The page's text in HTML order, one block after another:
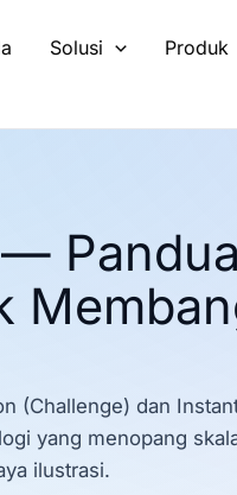
Solusi Produk
(Challenge) dan
yang menopang
ilustrasi.